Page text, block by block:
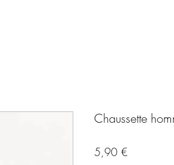
Chaussette
5,90 €